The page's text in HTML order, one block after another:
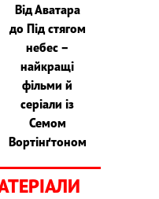
Від Аватара
до Під стягом
небес –
найкращі
фільми й
серіали із
Семом
Вортінґтоном